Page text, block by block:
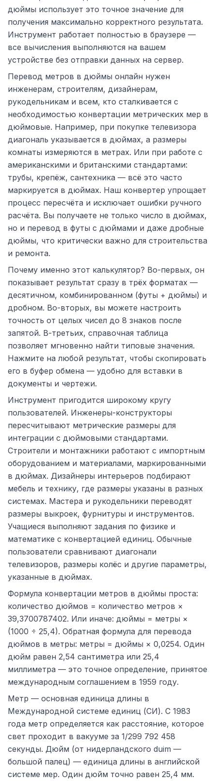
дюймы использует это точное значение для
получения максимально корректного результата.
Инструмент работает полностью в браузере —
все вычисления выполняются на вашем
устройстве без отправки данных на сервер.
Перевод метров в дюймы онлайн нужен
инженерам, строителям, дизайнерам,
рукодельникам и всем, кто сталкивается с
необходимостью конвертации метрических мер в
дюймовые. Например, при покупке телевизора
диагональ указывается в дюймах, а размеры
комнаты измеряются в метрах. Или при работе с
американскими и британскими стандартами:
трубы, крепёж, сантехника — всё это часто
маркируется в дюймах. Наш конвертер упрощает
процесс пересчёта и исключает ошибки ручного
расчёта. Вы получаете не только число в дюймах,
но и перевод в футы с дюймами и даже дробные
дюймы, что критически важно для строительства
и ремонта.
Почему именно этот калькулятор? Во-первых, он
показывает результат сразу в трёх форматах —
десятичном, комбинированном (футы + дюймы) и
дробном. Во-вторых, вы можете настроить
точность от целых чисел до 8 знаков после
запятой. В-третьих, справочная таблица
позволяет мгновенно найти типовые значения.
Нажмите на любой результат, чтобы скопировать
его в буфер обмена — удобно для вставки в
документы и чертежи.
Инструмент пригодится широкому кругу
пользователей. Инженеры-конструкторы
пересчитывают метрические размеры для
интеграции с дюймовыми стандартами.
Строители и монтажники работают с импортным
оборудованием и материалами, маркированными
в дюймах. Дизайнеры интерьеров подбирают
мебель и технику, где размеры указаны в разных
системах. Мастера и рукодельники переводят
размеры выкроек, фурнитуры и инструментов.
Учащиеся выполняют задания по физике и
математике с конвертацией единиц. Обычные
пользователи сравнивают диагонали
телевизоров, размеры колёс и другие параметры,
указанные в дюймах.
Формула конвертации метров в дюймы проста:
количество дюймов = количество метров ×
39,3700787402. Или иначе: дюймы = метры ×
(1000 ÷ 25,4). Обратная формула для перевода
дюймов в метры: метры = дюймы × 0,0254. Один
дюйм равен 2,54 сантиметра или 25,4
миллиметра — это точное определение, принятое
международным соглашением в 1959 году.
Метр — основная единица длины в
Международной системе единиц (СИ). С 1983
года метр определяется как расстояние, которое
свет проходит в вакууме за 1/299 792 458
секунды. Дюйм (от нидерландского duim —
большой палец) — единица длины в английской
системе мер. Один дюйм точно равен 25,4 мм.